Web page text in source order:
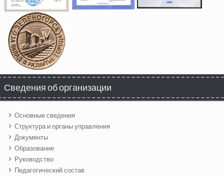
Сведения об организации
Основные сведения
Структура и органы управления
Документы
Образование
Руководство
Педагогический состав